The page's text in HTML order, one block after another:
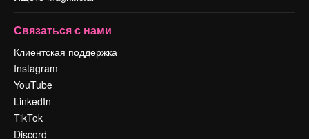
Связаться с нами
Клиентская поддержка
Instagram
YouTube
LinkedIn
TikTok
Discord